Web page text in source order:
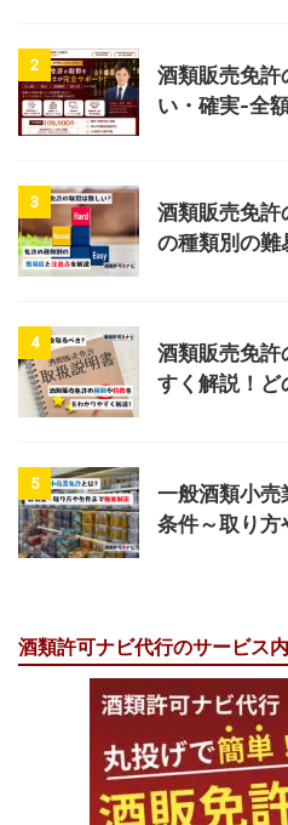
2
酒類販売免許
い・確実-全
3
酒類販売免許
の種類別の難
4
酒類販売免許
すく解説！ど
5
一般酒類小売
条件～取り方
酒類許可ナビ代行のサービス